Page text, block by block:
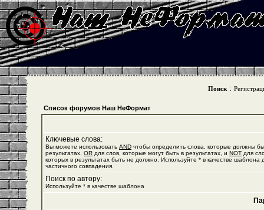
Поиск :
Список форумов Наш НеФормат
Ключевые слова:
Вы можете использовать AND чтобы определить слова, которые должны
результатах, OR для слов, которые могут быть в результатах, и NOT для
которых в результатах быть не должно. Используйте * в качестве шаблона
частичного совпадения.
Поиск по автору:
Используйте * в качестве шаблона